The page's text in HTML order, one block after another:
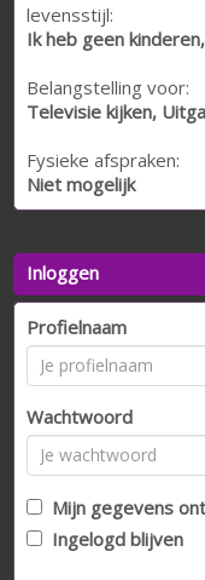
levensstijl:
Ik heb geen
Belangstelling voor:
Televisie kijken,
Fysieke afspraken:
Niet mogelijk
Inloggen
Profielnaam
Wachtwoord
Mijn gegevens
Ingelogd blijven